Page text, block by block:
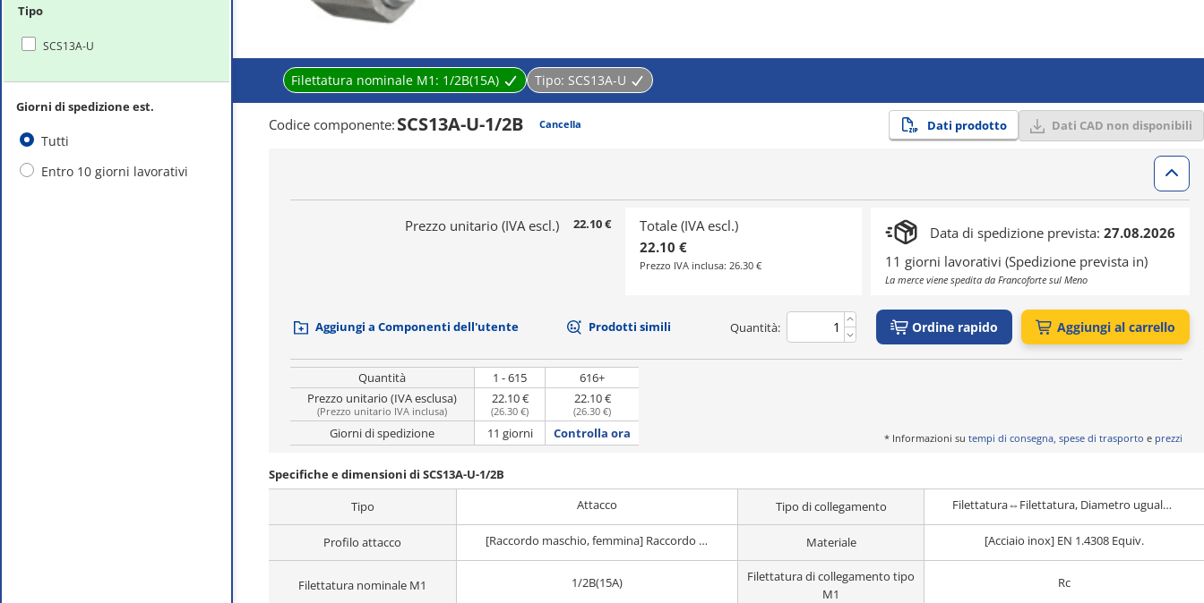
Tipo
SCS13A-U
Giorni di spedizione est.
Tutti
Entro 10 giorni lavorativi
Filettatura nominale M1: 1/2B(15A) Tipo: SCS13A-U
Codice componente: SCS13A-U-1/2B Cancella Dati prodotto Dati CAD non disponibili
Prezzo unitario (IVA escl.) 22.10 €
Totale (IVA escl.)
22.10 €
Prezzo IVA inclusa: 26.30 €
Data di spedizione prevista: 27.08.2026
11 giorni lavorativi (Spedizione prevista in)
La merce viene spedita da Francoforte sul Meno
Aggiungi a Componenti dell'utente Prodotti simili Quantità: Ordine rapido Aggiungi al carrello
Quantità 1 - 615
616+
Prezzo unitario (IVA esclusa)
(Prezzo unitario IVA inclusa)
22.10 €
(26.30 €)
22.10 €
(26.30 €)
Giorni di spedizione 11 giorni Controlla ora * Informazioni su tempi di consegna, spese di trasporto e prezzi
Specifiche e dimensioni di SCS13A-U-1/2B
Tipo
Attacco Tipo di collegamento Filettatura⇔Filettatura, Diametro uguale ・Tipo differente
Profilo attacco [Raccordo maschio, femmina] Raccordo femmina/femmina Materiale [Acciaio inox] EN 1.4308 Equiv.
Filettatura nominale M1 1/2B(15A)
Filettatura di collegamento tipo
M1
Rc